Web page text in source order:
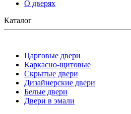
О дверях
Каталог
Царговые двери
Каркасно-щитовые
Скрытые двери
Дизайнерские двери
Белые двери
Двери в эмали